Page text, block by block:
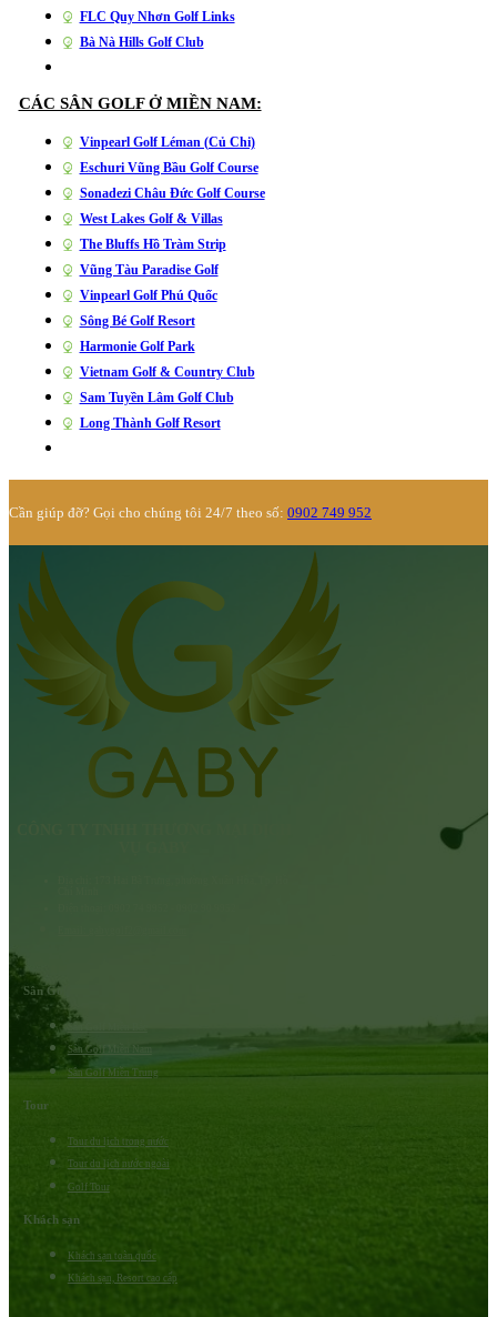
FLC Quy Nhơn Golf Links
Bà Nà Hills Golf Club
CÁC SÂN GOLF Ở MIỀN NAM:
Vinpearl Golf Léman (Củ Chi)
Eschuri Vũng Bầu Golf Course
Sonadezi Châu Đức Golf Course
West Lakes Golf & Villas
The Bluffs Hồ Tràm Strip
Vũng Tàu Paradise Golf
Vinpearl Golf Phú Quốc
Sông Bé Golf Resort
Harmonie Golf Park
Vietnam Golf & Country Club
Sam Tuyền Lâm Golf Club
Long Thành Golf Resort
Cần giúp đỡ? Gọi cho chúng tôi 24/7 theo số: 0902 749 952
Sân Golf
Sân Golf Miền Nam
Sân Golf Miền Trung
Tour
Tour du lịch trong nước
Tour du lịch nước ngoài
Golf Tour
Khách sạn
Khách sạn toàn quốc
Khách sạn, Resort cao cấp